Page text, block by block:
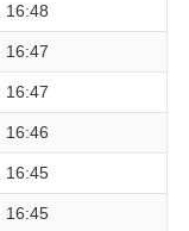
16:48
16:47
16:47
16:46
16:45
16:45